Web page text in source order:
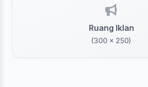
Ruang Iklan
(300 x 250)